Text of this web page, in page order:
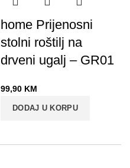
home Prijenosni
stolni roštilj na
drveni ugalj – GR01
99,90 KM
DODAJ U KORPU